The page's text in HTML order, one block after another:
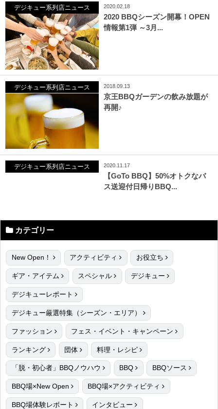
デジキュー系列店ニュース 2020.02.18
2020 BBQシーズン開幕！OPEN
情報第1弾 ～3月...
デジキュー系列店ニュース 2018.09.13
京王BBQガーデンの飲み放題が
再開♪
デジキュー系列店ニュース 2020.11.17
【GoTo BBQ】50%オトクなバ
ス送迎付日帰りBBQ...
カテゴリー
New Open！ アクティビティ お役立ち
ギア・アイテム スペシャル デジキュー
デジキューレポート
デジキュー厳選特集（シーズン・エリア）
ファッション フェス・イベント・キャンペーン
ランキング 団体 料理・レシピ
「脱・初心者」BBQノウハウ BBQ BBQソース
BBQ場×New Open BBQ場×アクティビティ
BBQ場体験レポート インタビュー